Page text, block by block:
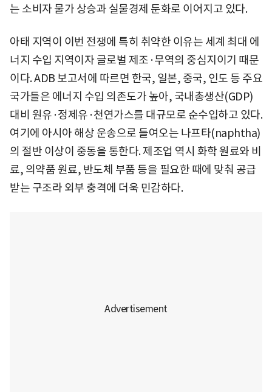
는 소비자 물가 상승과 실물경제 둔화로 이어지고 있다.
아태 지역이 이번 전쟁에 특히 취약한 이유는 세계 최대 에
너지 수입 지역이자 글로벌 제조·무역의 중심지이기 때문
이다. ADB 보고서에 따르면 한국, 일본, 중국, 인도 등 주요
국가들은 에너지 수입 의존도가 높아, 국내총생산(GDP)
대비 원유·정제유·천연가스를 대규모로 순수입하고 있다.
여기에 아시아 해상 운송으로 들여오는 나프타(naphtha)
의 절반 이상이 중동을 통한다. 제조업 역시 화학 원료와 비
료, 의약품 원료, 반도체 부품 등을 필요한 때에 맞춰 공급
받는 구조라 외부 충격에 더욱 민감하다.